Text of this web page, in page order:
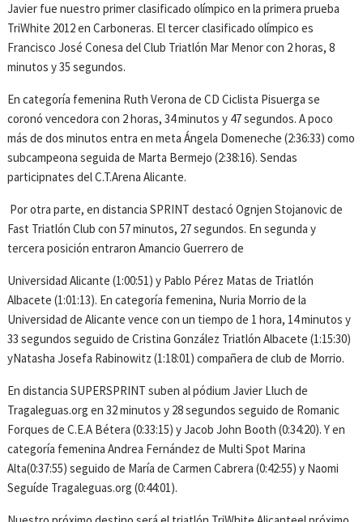
Javier fue nuestro primer clasificado olímpico en la primera prueba
TriWhite 2012 en Carboneras. El tercer clasificado olímpico es
Francisco José Conesa del Club Triatlón Mar Menor con 2 horas, 8
minutos y 35 segundos.
En categoría femenina Ruth Verona de CD Ciclista Pisuerga se
coronó vencedora con 2 horas, 34 minutos y 47 segundos. A poco
más de dos minutos entra en meta Ángela Domeneche (2:36:33) como
subcampeona seguida de Marta Bermejo (2:38:16). Sendas
participnates del C.T.Arena Alicante.
Por otra parte, en distancia SPRINT destacó Ognjen Stojanovic de
Fast Triatlón Club con 57 minutos, 27 segundos. En segunda y
tercera posición entraron Amancio Guerrero de
Universidad Alicante (1:00:51) y Pablo Pérez Matas de Triatlón
Albacete (1:01:13). En categoría femenina, Nuria Morrio de la
Universidad de Alicante vence con un tiempo de 1 hora, 14 minutos y
33 segundos seguido de Cristina González Triatlón Albacete (1:15:30)
yNatasha Josefa Rabinowitz (1:18:01) compañera de club de Morrio.
En distancia SUPERSPRINT suben al pódium Javier Lluch de
Tragaleguas.org en 32 minutos y 28 segundos seguido de Romanic
Forques de C.E.A Bétera (0:33:15) y Jacob John Booth (0:34:20). Y en
categoría femenina Andrea Fernández de Multi Spot Marina
Alta(0:37:55) seguido de María de Carmen Cabrera (0:42:55) y Naomi
Seguíde Tragaleguas.org (0:44:01).